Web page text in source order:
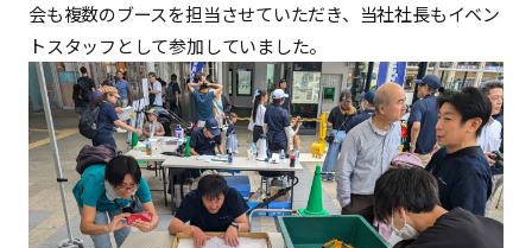
会も複数のブースを担当させていただき、当社社長もイベン
トスタッフとして参加していました。